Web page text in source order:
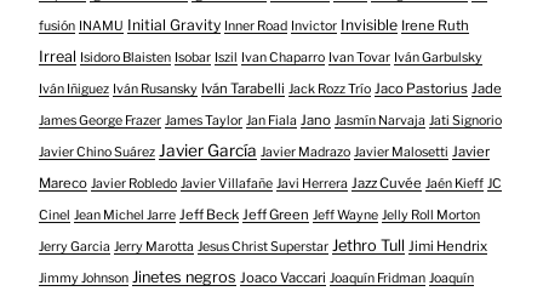
fusión INAMU Initial Gravity Inner Road Invictor Invisible Irene Ruth
Irreal Isidoro Blaisten Isobar Iszil Ivan Chaparro Ivan Tovar Iván Garbulsky
Iván Iñiguez Iván Rusansky Iván Tarabelli Jack Rozz Trío Jaco Pastorius Jade
James George Frazer James Taylor Jan Fiala Jano Jasmín Narvaja Jati Signorio
Javier Chino Suárez Javier García Javier Madrazo Javier Malosetti Javier
Mareco Javier Robledo Javier Villafañe Javi Herrera Jazz Cuvée Jaén Kieff JC
Cinel Jean Michel Jarre Jeff Beck Jeff Green Jeff Wayne Jelly Roll Morton
Jerry Garcia Jerry Marotta Jesus Christ Superstar Jethro Tull Jimi Hendrix
Jimmy Johnson Jinetes negros Joaco Vaccari Joaquín Fridman Joaquín